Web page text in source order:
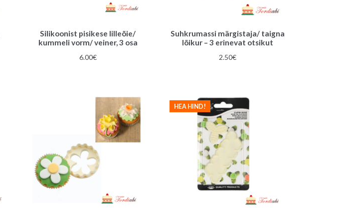
Silikoonist pisikese lilleõie/
kummeli vorm/ veiner, 3 osa
6.00€
Suhkrumassi märgistaja/ taigna
lõikur – 3 erinevat otsikut
2.50€
HEA HIND!